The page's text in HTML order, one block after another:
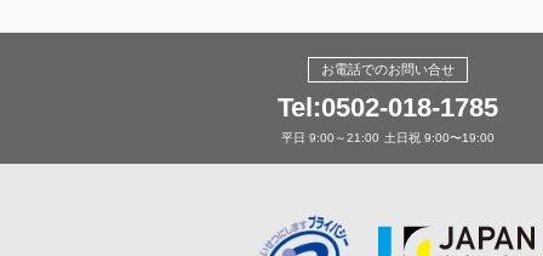
お電話でのお問い合せ
Tel:0502-018-1785
平日 9:00～21:00 土日祝 9:00〜19:00